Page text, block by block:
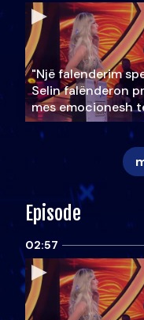
"Një falenderim
Selin falënderon
mes emocionesh
Episode
02:57